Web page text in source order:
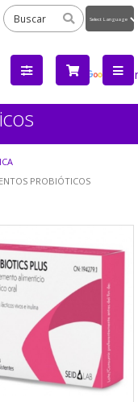
by
PROBIÓTICOS